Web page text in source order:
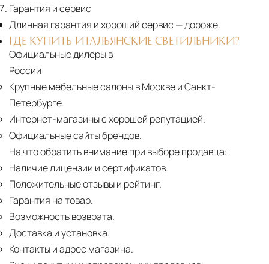
Гарантия и сервис
Длинная гарантия и хороший сервис — дороже.
ГДЕ КУПИТЬ ИТАЛЬЯНСКИЕ СВЕТИЛЬНИКИ?
Официальные дилеры в
России:
Крупные мебельные салоны в Москве и Санкт-
Петербурге.
Интернет-магазины с хорошей репутацией.
Официальные сайты брендов.
На что обратить внимание при выборе продавца:
Наличие лицензии и сертификатов.
Положительные отзывы и рейтинг.
Гарантия на товар.
Возможность возврата.
Доставка и установка.
Контакты и адрес магазина.